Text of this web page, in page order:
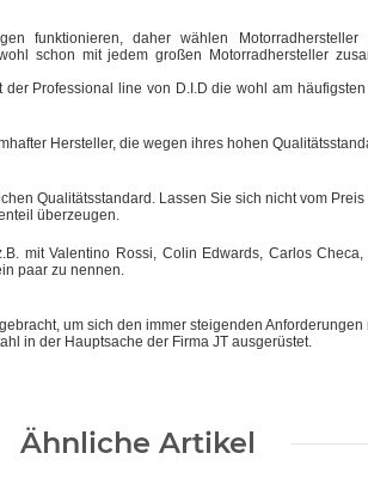
funktionieren, daher wählen
schon mit jedem großen Motorradhersteller
Professional line von D.I.D die wohl am
Hersteller, die wegen ihres hohen
Qualitätsstandard. Lassen Sie sich nicht vom
überzeugen.
mit Valentino Rossi, Colin Edwards, Carlos
paar zu nennen.
um sich den immer steigenden
in der Hauptsache der Firma JT ausgerüstet.
Ähnliche Artikel